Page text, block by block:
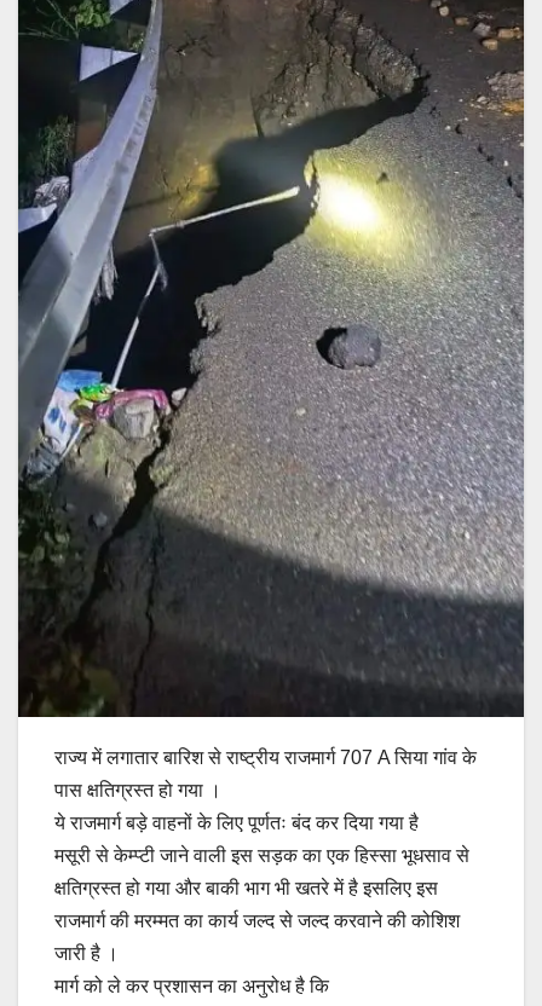
राज्य में लगातार बारिश से राष्ट्रीय राजमार्ग 707 A सिया गांव के
पास क्षतिग्रस्त हो गया ।
ये राजमार्ग बड़े वाहनों के लिए पूर्णतः बंद कर दिया गया है
मसूरी से केम्प्टी जाने वाली इस सड़क का एक हिस्सा भूधसाव से
क्षतिग्रस्त हो गया और बाकी भाग भी खतरे में है इसलिए इस
राजमार्ग की मरम्मत का कार्य जल्द से जल्द करवाने की कोशिश
जारी है ।
मार्ग को ले कर प्रशासन का अनुरोध है कि